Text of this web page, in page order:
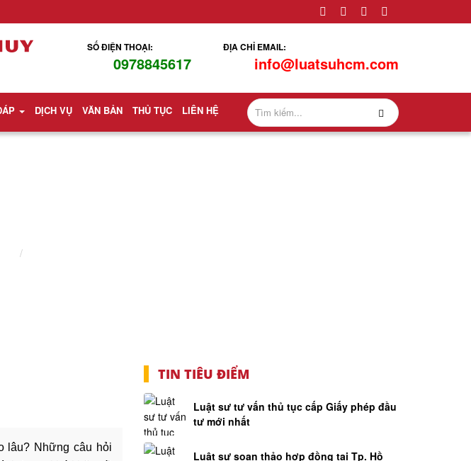
SỐ ĐIỆN THOẠI:
0978845617
ĐỊA CHỈ EMAIL:
info@luatsuhcm.com
DỊCH VỤ VĂN BẢN THỦ TỤC LIÊN HỆ
lâu? Những câu hỏi
TIN TIÊU ĐIỂM
Luật sư tư vấn thủ tục cấp Giấy phép đầu
tư mới nhất
Luật sư soạn thảo hợp đồng tại Tp. Hồ